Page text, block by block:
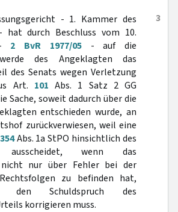
3
- 1. Kammer des
hat durch Beschluss vom 10.
2 BvR 1977/05- auf die
des Angeklagten das
des Senats wegen Verletzung
Art. 101 Abs. 1 Satz 2 GG
Sache, soweit dadurch über die
entschieden wurde, an
zurückverwiesen, weil eine
354Abs. 1a StPO hinsichtlich des
ausscheidet, wenn das
nicht nur über Fehler bei der
zu befinden hat,
den Schuldspruch des
korrigieren muss.